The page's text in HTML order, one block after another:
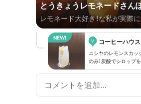
とうきょうレモネードさんぽ
レモネード大好き！な私が実際
せ続けます🙌夏でも冬でもレモ
v コーヒーハウ
ニシヤのレモンスカッ
のみ！炭酸でシロップ
ゴクゴク飲めちゃいま
は、シロップ漬けでな